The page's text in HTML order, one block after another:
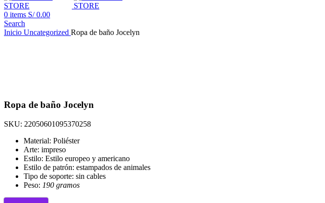
0 items S/0.00
Search
Inicio Uncategorized Ropa de baño Jocelyn
Ropa de baño Jocelyn
SKU: 22050601095370258
Material: Poliéster
Arte: impreso
Estilo: Estilo europeo y americano
Estilo de patrón: estampados de animales
Tipo de soporte: sin cables
Peso: 190 gramos